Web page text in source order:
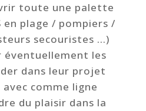
toute une palette
en plage / pompiers /
secouristes …)
éventuellement les
dans leur projet
comme ligne
du plaisir dans la